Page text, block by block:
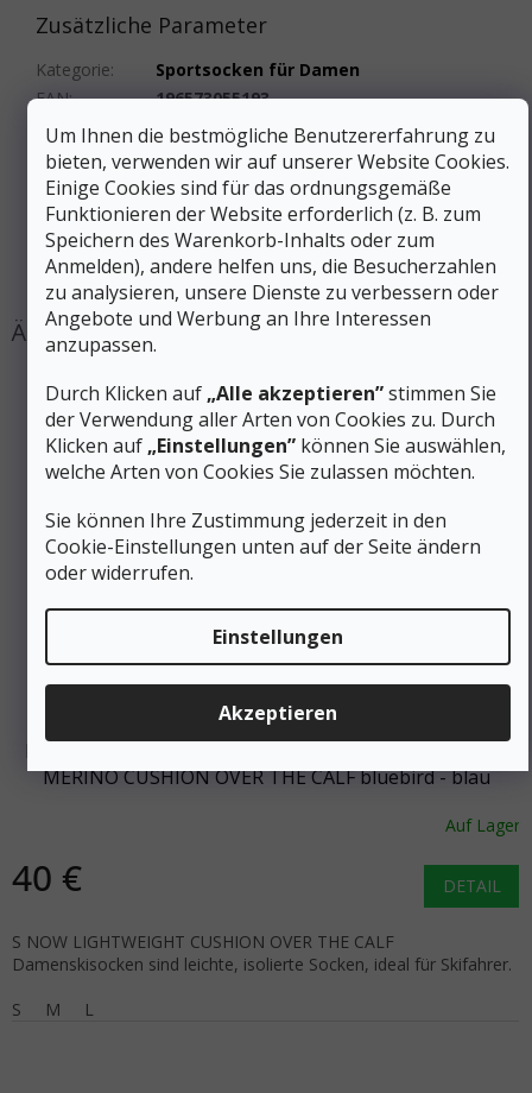
Um Ihnen die bestmögliche Benutzererfahrung zu
bieten, verwenden wir auf unserer Website Cookies.
Einige Cookies sind für das ordnungsgemäße
Funktionieren der Website erforderlich (z. B. zum
Speichern des Warenkorb-Inhalts oder zum
Anmelden), andere helfen uns, die Besucherzahlen
zu analysieren, unsere Dienste zu verbessern oder
Angebote und Werbung an Ihre Interessen
anzupassen.
Durch Klicken auf „Alle akzeptieren”stimmen Sie
der Verwendung aller Arten von Cookies zu. Durch
Klicken auf „Einstellungen” können Sie auswählen,
welche Arten von Cookies Sie zulassen möchten.
Sie können Ihre Zustimmung jederzeit in den
Cookie-Einstellungen unten auf der Seite ändern
oder widerrufen.
Einstellungen
Akzeptieren
Zusätzliche Parameter
Kategorie:
Sportsocken für Damen
EAN:
196573055193
Geschlecht
Frauen
Material:
Wolle (Merino)
Farbe:
Schwarz
Produktart:
Socken
Sockenhöhe:
Hoch
#sizes_table#: hidden
DARN TOUGH Damenskisocken SNOW LIGHTWEIGHT
MERINO CUSHION OVER THE CALF bluebird - blau
Auf Lager
40 € DETAIL
S NOW LIGHTWEIGHT CUSHION OVER THE CALF
Damenskisocken sind leichte, isolierte Socken, ideal für Skifahrer.
S
M L